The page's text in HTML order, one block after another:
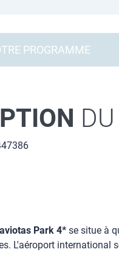
PROGRAMME
Park 4* se situe à
L'aéroport international